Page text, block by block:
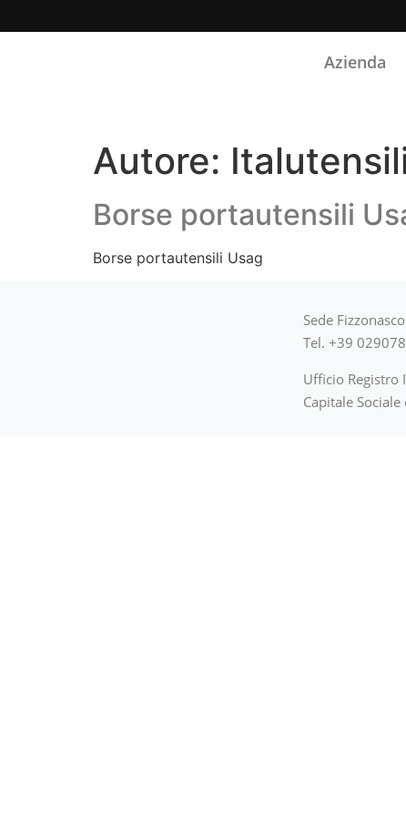
Azienda
Autore:
Borse portautensili
Borse portautensili Usag
Sede
Tel. +39
Ufficio Registro
Capitale